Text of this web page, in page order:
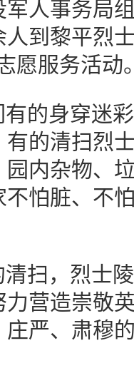
军人事务局
到黎平烈
愿服务活动
的身穿迷
的清扫烈
内杂物、
怕脏、不
扫，烈士
力营造崇敬
严、肃穆